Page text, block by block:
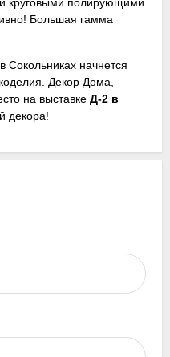
круговыми полирующими
Большая гамма
начнется
. Декор Дома,
на выставке Д-2 в
декора!